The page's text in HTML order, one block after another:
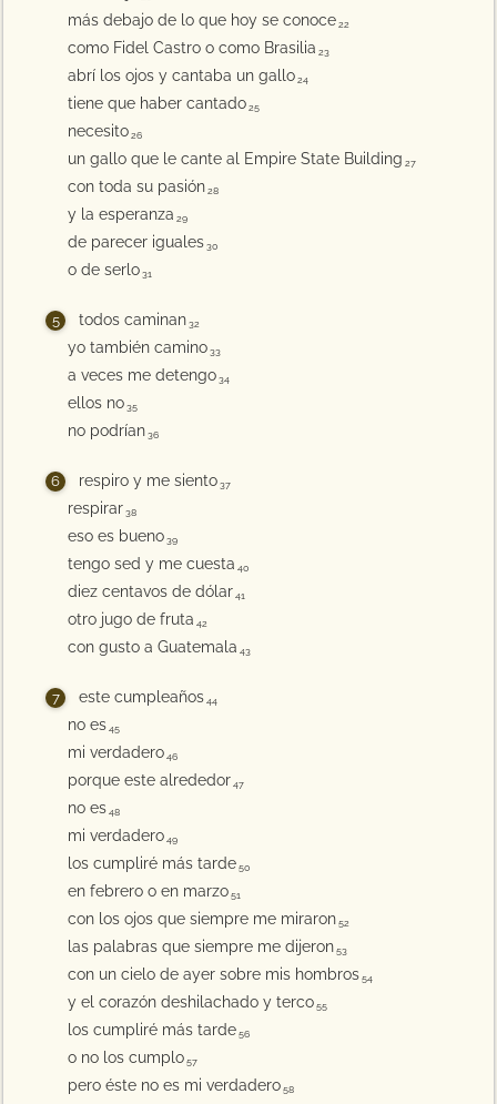
más debajo de lo que hoy se conoce 22
como Fidel Castro o como Brasilia 23
abrí los ojos y cantaba un gallo 24
tiene que haber cantado 25
necesito 26
un gallo que le cante al Empire State Building 27
con toda su pasión 28
y la esperanza 29
de parecer iguales 30
o de serlo 31
todos caminan 32
yo también camino 33
a veces me detengo 34
ellos no 35
no podrían 36
respiro y me siento 37
respirar 38
eso es bueno 39
tengo sed y me cuesta 40
diez centavos de dólar 41
otro jugo de fruta 42
con gusto a Guatemala 43
este cumpleaños 44
no es 45
mi verdadero 46
porque este alrededor 47
no es 48
mi verdadero 49
los cumpliré más tarde 50
en febrero o en marzo 51
con los ojos que siempre me miraron 52
las palabras que siempre me dijeron 53
con un cielo de ayer sobre mis hombros 54
y el corazón deshilachado y terco 55
los cumpliré más tarde 56
o no los cumplo 57
pero éste no es mi verdadero 58